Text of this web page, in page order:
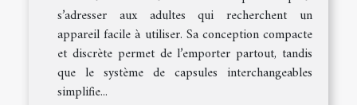
s’adresser aux adultes qui recherchent un
appareil facile à utiliser. Sa conception compacte
et discrète permet de l’emporter partout, tandis
que le système de capsules interchangeables
simplifie...